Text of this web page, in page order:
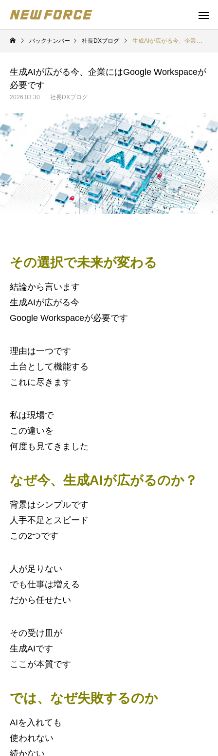
WEBコンテンツ
WEBマーケティング戦略立案
補助金
補助金の取得
バックナンバー 社長DXブログ 生成AIが広がる今、企業にはGoogle Workspaceが必要です
生成AIが広がる今、企業にはGoogle Workspaceが
必要です
2026.03.30 社長DXブログ
その選択で未来が変わる
結論から言います
生成AIが広がる今
Google Workspaceが必要です
理由は一つです
土台として機能する
これに尽きます
私は現場で
この違いを
何度も見てきました
なぜ今、生成AIが広がるのか？
背景はシンプルです
人手不足とスピード
この2つです
人が足りない
でも仕事は増える
だから任せたい
その受け皿が
生成AIです
ここが本質です
では、なぜ失敗するのか
AIを入れても
使われない
続かない